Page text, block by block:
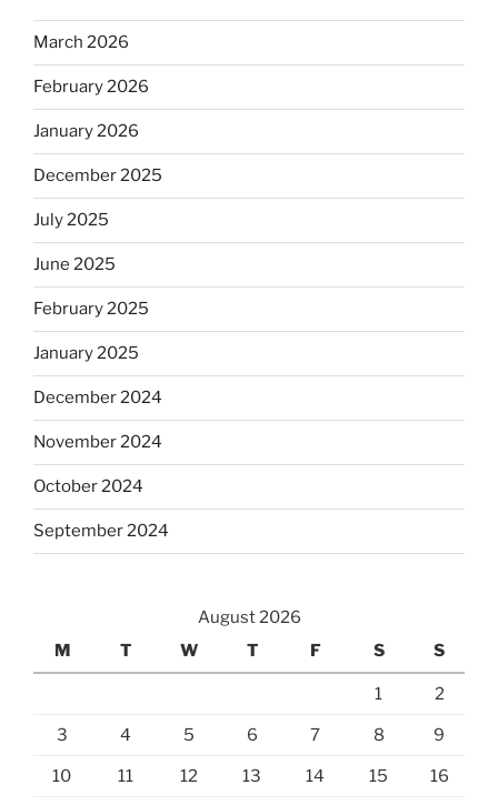
March 2026
February 2026
January 2026
December 2025
July 2025
June 2025
February 2025
January 2025
December 2024
November 2024
October 2024
September 2024
August 2026
M
T W T F S S
1 2
3 4 5 6 7 8 9
10 11 12 13 14 15 16